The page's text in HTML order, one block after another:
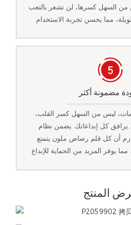
السهل كسرها، لن تشعر بالتعب
مضمونة أكثر
ليس من السهل كسر القلب،
يرافق كل إبداعاتك. يضمن نظام
أن كل قلم رصاص ملون يتمتع
المنتج